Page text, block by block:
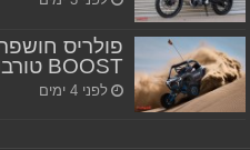
BOOST טורבו
לפני 4 ימים